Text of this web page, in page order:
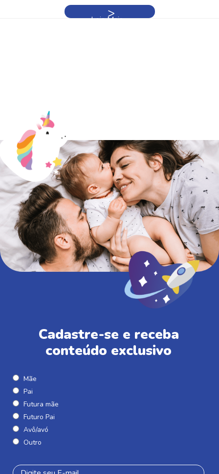
Leia Mais »
Cadastre-se e receba
conteúdo exclusivo
Mãe
Pai
Futura mãe
Futuro Pai
Avô/avó
Outro